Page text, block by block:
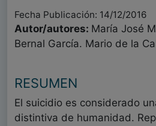
Fecha Publicación: 14/12/2016
Autor/autores: María José
Bernal García. Mario de la
RESUMEN
El suicidio es considerado
distintiva de humanidad.